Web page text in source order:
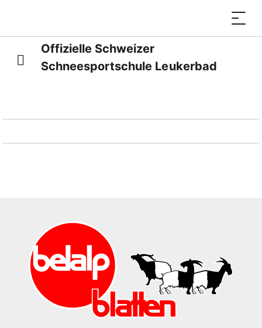
Offizielle Schweizer
Schneesportschule Leukerbad